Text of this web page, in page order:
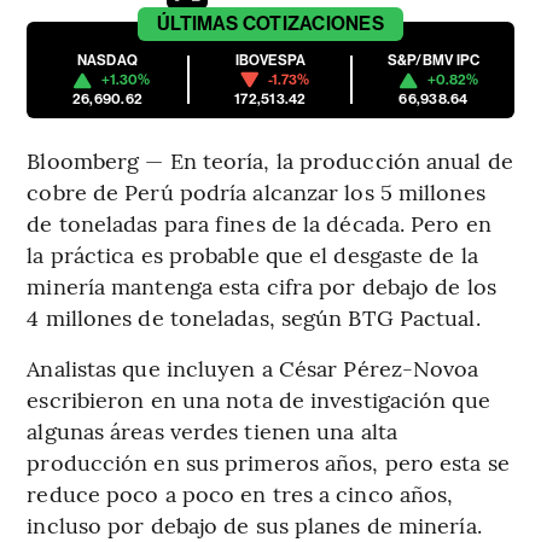
ÚLTIMAS COTIZACIONES
NASDAQ
+1.30%
26,690.62
IBOVESPA
-1.73%
172,513.42
S&P/BMV IPC
+0.82%
66,938.64
Bloomberg — En teoría, la producción anual de
cobre de Perú podría alcanzar los 5 millones
de toneladas para fines de la década. Pero en
la práctica es probable que el desgaste de la
minería mantenga esta cifra por debajo de los
4 millones de toneladas, según BTG Pactual.
Analistas que incluyen a César Pérez-Novoa
escribieron en una nota de investigación que
algunas áreas verdes tienen una alta
producción en sus primeros años, pero esta se
reduce poco a poco en tres a cinco años,
incluso por debajo de sus planes de minería.